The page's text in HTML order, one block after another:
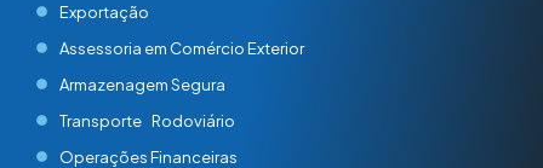
Exportação
Assessoria em Comércio Exterior
Armazenagem Segura
Transporte Rodoviário
Operações Financeiras